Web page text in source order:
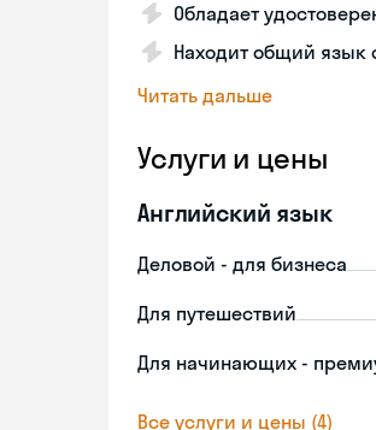
Обладает
Находит общий
Читать дальше
Услуги и цены
Английский язык
Деловой - для бизнеса
Для путешествий
Для начинающих -
Все услуги и цены (4)